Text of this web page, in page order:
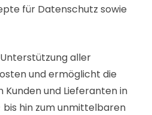
für Datenschutz sowie
aller
und ermöglicht die
Kunden und Lieferanten in
hin zum unmittelbaren